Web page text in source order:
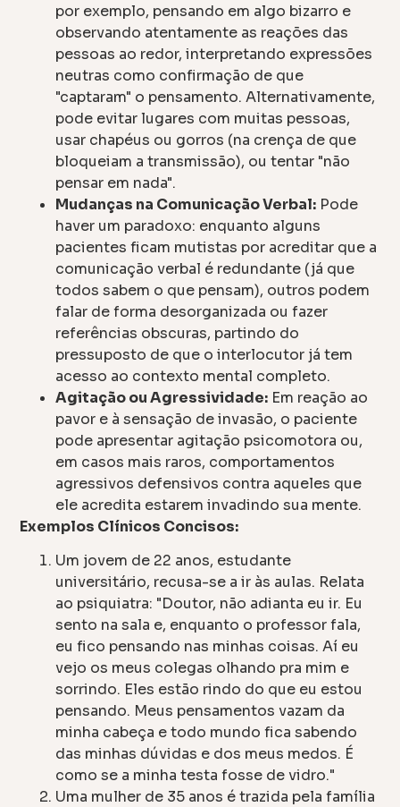
por exemplo, pensando em algo bizarro e
observando atentamente as reações das
pessoas ao redor, interpretando expressões
neutras como confirmação de que
"captaram" o pensamento. Alternativamente,
pode evitar lugares com muitas pessoas,
usar chapéus ou gorros (na crença de que
bloqueiam a transmissão), ou tentar "não
pensar em nada".
Mudanças na Comunicação Verbal: Pode
haver um paradoxo: enquanto alguns
pacientes ficam mutistas por acreditar que a
comunicação verbal é redundante (já que
todos sabem o que pensam), outros podem
falar de forma desorganizada ou fazer
referências obscuras, partindo do
pressuposto de que o interlocutor já tem
acesso ao contexto mental completo.
Agitação ou Agressividade: Em reação ao
pavor e à sensação de invasão, o paciente
pode apresentar agitação psicomotora ou,
em casos mais raros, comportamentos
agressivos defensivos contra aqueles que
ele acredita estarem invadindo sua mente.
Exemplos Clínicos Concisos:
Um jovem de 22 anos, estudante
universitário, recusa-se a ir às aulas. Relata
ao psiquiatra: "Doutor, não adianta eu ir. Eu
sento na sala e, enquanto o professor fala,
eu fico pensando nas minhas coisas. Aí eu
vejo os meus colegas olhando pra mim e
sorrindo. Eles estão rindo do que eu estou
pensando. Meus pensamentos vazam da
minha cabeça e todo mundo fica sabendo
das minhas dúvidas e dos meus medos. É
como se a minha testa fosse de vidro."
Uma mulher de 35 anos é trazida pela família